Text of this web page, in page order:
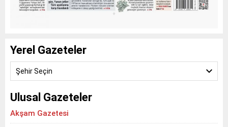
Yerel Gazeteler
Şehir Seçin
Ulusal Gazeteler
Akşam Gazetesi